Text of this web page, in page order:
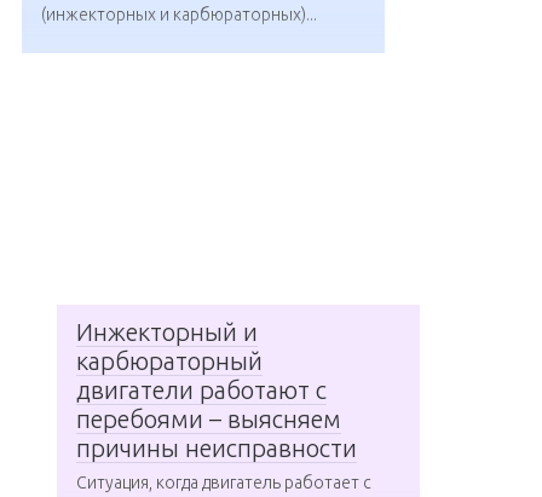
(инжекторных и карбюраторных)...
Инжекторный и
карбюраторный
двигатели работают с
перебоями – выясняем
причины неисправности
Ситуация, когда двигатель работает с